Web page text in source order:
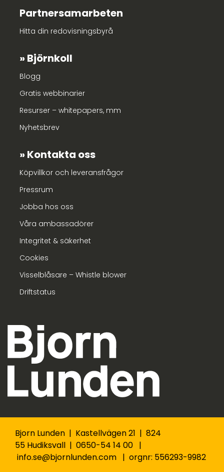
Partnersamarbeten
Hitta din redovisningsbyrå
Björnkoll
Blogg
Gratis webbinarier
Resurser – whitepapers, mm
Nyhetsbrev
Kontakta oss
Köpvillkor och leveransfrågor
Pressrum
Jobba hos oss
Våra ambassadörer
Integritet & säkerhet
Cookies
Visselblåsare – Whistle blower
Driftstatus
Bjorn Lunden | Kastellvägen 21 | 824
55 Hudiksvall | 0650-54 14 00 |
info.se@bjornlunden.com | orgnr: 556293-9982